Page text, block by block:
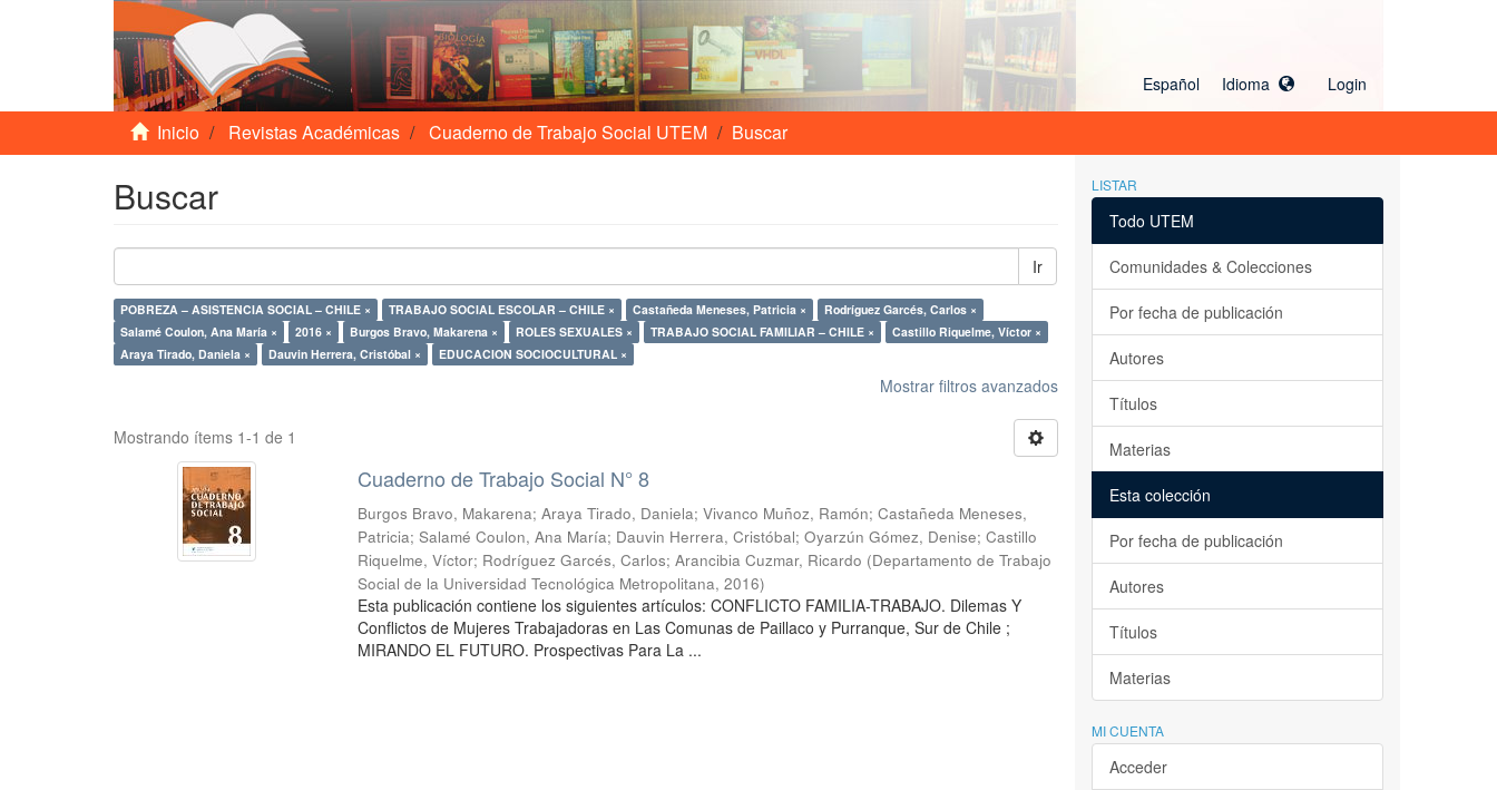
Español Idioma Login
Inicio Revistas Académicas Cuaderno de Trabajo Social UTEM Buscar
Buscar
Ir
POBREZA – ASISTENCIA SOCIAL – CHILE × TRABAJO SOCIAL ESCOLAR – CHILE × Castañeda Meneses, Patricia ×
Rodríguez Garcés, Carlos ×
Salamé Coulon, Ana María ×
2016 × Burgos Bravo, Makarena × ROLES SEXUALES × TRABAJO SOCIAL FAMILIAR – CHILE ×
Castillo Riquelme, Víctor ×
Araya Tirado, Daniela ×
Dauvin Herrera, Cristóbal × EDUCACION SOCIOCULTURAL ×
Mostrar filtros avanzados
Mostrando ítems 1-1 de 1
Cuaderno de Trabajo Social N° 8
Burgos Bravo, Makarena;Araya Tirado, Daniela;Vivanco Muñoz, Ramón;Castañeda Meneses,
Patricia;Salamé Coulon, Ana María; Dauvin Herrera, Cristóbal;Oyarzún Gómez, Denise;Castillo
Riquelme, Víctor; Rodríguez Garcés, Carlos;Arancibia Cuzmar, Ricardo (Departamento de Trabajo
Social de la Universidad Tecnológica Metropolitana,2016)
Esta publicación contiene los siguientes artículos: CONFLICTO FAMILIA-TRABAJO. Dilemas Y
Conflictos de Mujeres Trabajadoras en Las Comunas de Paillaco y Purranque, Sur de Chile ;
MIRANDO EL FUTURO. Prospectivas Para La ...
LISTAR
Todo UTEM
Comunidades & Colecciones
Por fecha de publicación
Autores
Títulos
Materias
Esta colección
Por fecha de publicación
Autores
Títulos
Materias
MI CUENTA
Acceder